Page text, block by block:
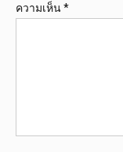
ความเห็น*